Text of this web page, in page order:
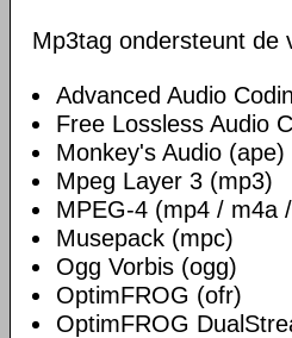
Mp3tag ondersteunt de
Advanced Audio
Free Lossless Audio
Monkey's Audio (ape)
Mpeg Layer 3 (mp3)
MPEG-4 (mp4 / m4a
Musepack (mpc)
Ogg Vorbis (ogg)
OptimFROG (ofr)
OptimFROG